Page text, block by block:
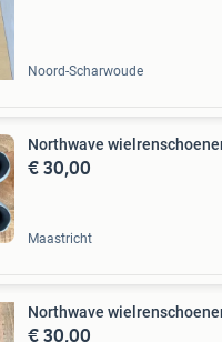
Noord-Scharwoude
Northwave
€ 30,00
Maastricht
Northwave
€ 30,00